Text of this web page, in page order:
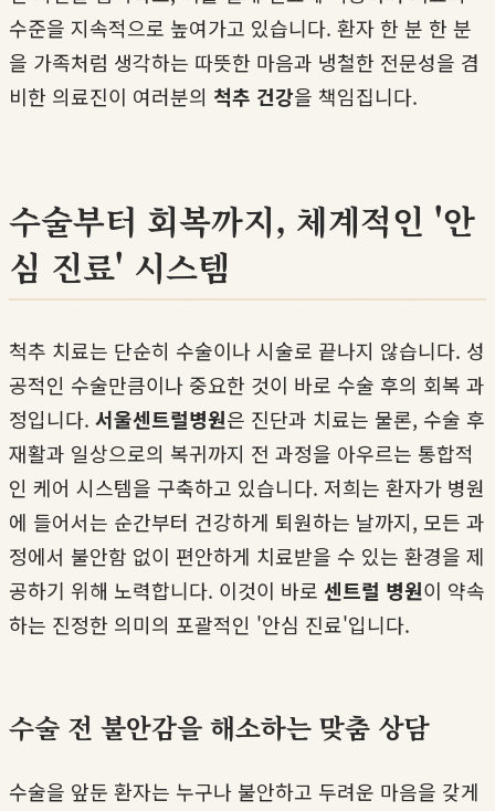
수준을 지속적으로 높여가고 있습니다. 환자 한 분 한 분
을 가족처럼 생각하는 따뜻한 마음과 냉철한 전문성을 겸
비한 의료진이 여러분의 척추 건강을 책임집니다.
수술부터 회복까지, 체계적인 '안
심 진료' 시스템
척추 치료는 단순히 수술이나 시술로 끝나지 않습니다. 성
공적인 수술만큼이나 중요한 것이 바로 수술 후의 회복 과
정입니다. 서울센트럴병원은 진단과 치료는 물론, 수술 후
재활과 일상으로의 복귀까지 전 과정을 아우르는 통합적
인 케어 시스템을 구축하고 있습니다. 저희는 환자가 병원
에 들어서는 순간부터 건강하게 퇴원하는 날까지, 모든 과
정에서 불안함 없이 편안하게 치료받을 수 있는 환경을 제
공하기 위해 노력합니다. 이것이 바로 센트럴 병원이 약속
하는 진정한 의미의 포괄적인 '안심 진료'입니다.
수술 전 불안감을 해소하는 맞춤 상담
수술을 앞둔 환자는 누구나 불안하고 두려운 마음을 갖게